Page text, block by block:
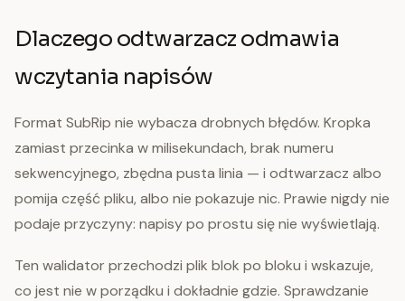
Dlaczego odtwarzacz odmawia
wczytania napisów
Format SubRip nie wybacza drobnych błędów. Kropka
zamiast przecinka w milisekundach, brak numeru
sekwencyjnego, zbędna pusta linia — i odtwarzacz albo
pomija część pliku, albo nie pokazuje nic. Prawie nigdy nie
podaje przyczyny: napisy po prostu się nie wyświetlają.
Ten walidator przechodzi plik blok po bloku i wskazuje,
co jest nie w porządku i dokładnie gdzie. Sprawdzanie